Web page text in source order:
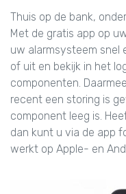
Thuis op de bank,
Met de gratis app op
uw alarmsysteem snel
of uit en bekijk in het
componenten.
recent een storing is
component leeg is.
dan kunt u via de app
werkt op Apple- en